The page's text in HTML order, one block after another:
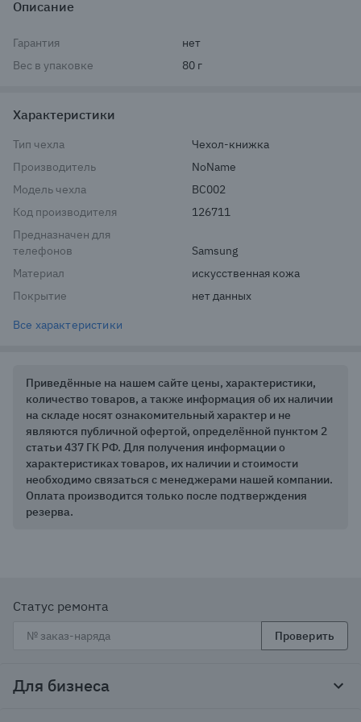
Описание
Гарантия
нет
Вес в упаковке
80 г
Характеристики
Тип чехла
Чехол-книжка
Производитель
NoName
Модель чехла
BC002
Код производителя
126711
Предназначен для
телефонов
Samsung
Материал
искусственная кожа
Покрытие
нет данных
Все характеристики
Приведённые на нашем сайте цены, характеристики,
количество товаров, а также информация об их наличии
на складе носят ознакомительный характер и не
являются публичной офертой, определённой пунктом 2
статьи 437 ГК РФ. Для получения информации о
характеристиках товаров, их наличии и стоимости
необходимо связаться с менеджерами нашей компании.
Оплата производится только после подтверждения
резерва.
Статус ремонта
Проверить
Для бизнеса